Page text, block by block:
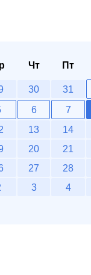
Чт Пт
30 31
6 7
13 14
20 21
27 28
3 4